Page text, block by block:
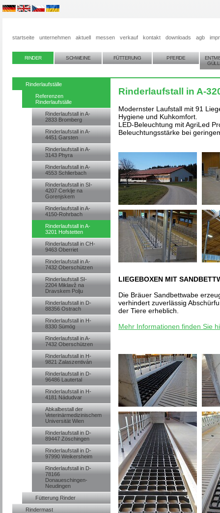
startseite unternehmen aktuell messen verkauf kontakt downloads agb
RINDER SCHWEINE FÜTTERUNG PFERDE
Rinderlaufställe
Referenzen
Rinderlaufställe
Rinderlaufstall in A-
2833 Bromberg
Rinderlaufstall in A-
4451 Garsten
Rinderlaufstall in A-
3143 Phyra
Rinderlaufstall in A-
4553 Schlierbach
Rinderlaufstall in SI-
4207 Cerklje na
Gorenjskem
Rinderlaufstall in A-
4150-Rohrbach
Rinderlaufstall in A-
3201 Hofstetten
Rinderlaufstall in CH-
9463 Oberriet
Rinderlaufstall in A-
7432 Oberschützen
Rinderlaufstall SI-
2204 Miklavž na
Dravskem Polju
Rinderlaufstall in D-
88356 Ostrach
Rinderlaufstall in H-
8330 Sümög
Rinderlaufstall in A-
7432 Oberschützen
Rinderlaufstall in H-
9821 Zalaszentiván
Rinderlaufstall in D-
96486 Lautertal
Rinderlaufstall in H-
4181 Nádudvar
Abkalbestall der
Veterinärmedizinischem
Universität Wien
Rinderlaufstall in D-
89447 Zöschingen
Rinderlaufstall in D-
97990 Weikersheim
Rinderlaufstall in D-
78166
Donaueschingen-
Neudingen
Fütterung Rinder
Rindermast
Rinderlaufstall in A-
Modernster Laufstall mit 91
Hygiene und Kuhkomfort.
LED-Beleuchtung mit AgriLed
Beleuchtungsstärke bei
LIEGEBOXEN MIT
Die Bräuer Sandbettwabe
verhindert zuverlässig
der Tiere erheblich.
Mehr Informationen finden Sie